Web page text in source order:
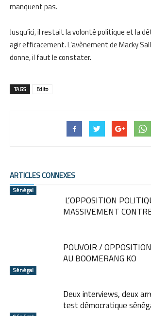
manquent pas.
Jusqu’ici, il restait la volonté politique et la
agir efficacement. L’avènement de Macky
donne, il faut le constater.
TAGS Edito
ARTICLES CONNEXES
Sénégal
L’OPPOSITION
MASSIVEMENT
Sénégal
POUVOIR /
AU BOOMERANG KO
Deux interviews, deux
test démocratique